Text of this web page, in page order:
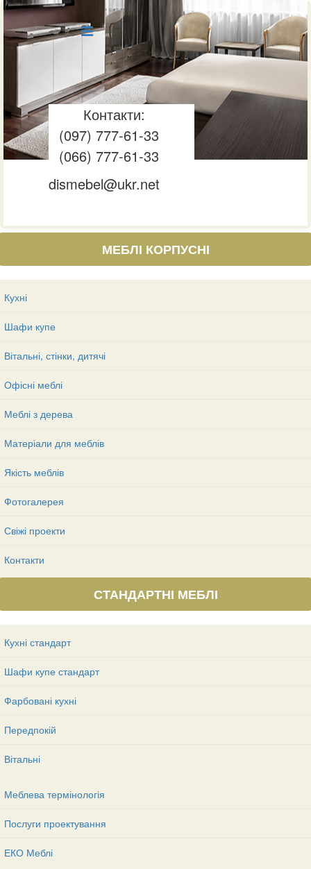
Контакти:
(097) 777-61-33
(066) 777-61-33
dismebel@ukr.net
МЕБЛІ КОРПУСНІ
Кухні
Шафи купе
Вітальні, стінки, дитячі
Офісні меблі
Меблі з дерева
Матеріали для меблів
Якість меблів
Фотогалерея
Свіжі проекти
Контакти
СТАНДАРТНІ МЕБЛІ
Кухні стандарт
Шафи купе стандарт
Фарбовані кухні
Передпокій
Вітальні
Меблева термінологія
Послуги проектування
ЕКО Меблі